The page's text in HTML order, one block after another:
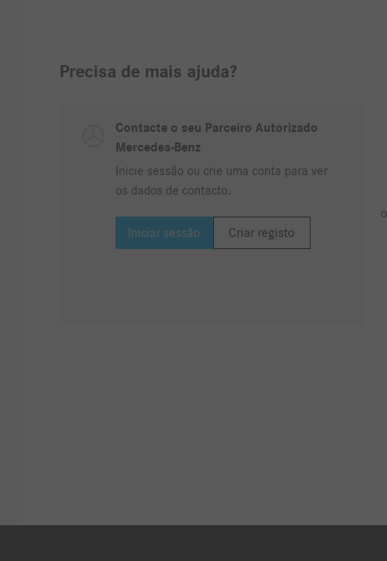
Precisa de mais ajuda?
Contacte o seu Parceiro Autorizado
Mercedes-Benz
Inicie sessão ou crie uma conta para ver
os dados de contacto.
Iniciar sessão Criar registo